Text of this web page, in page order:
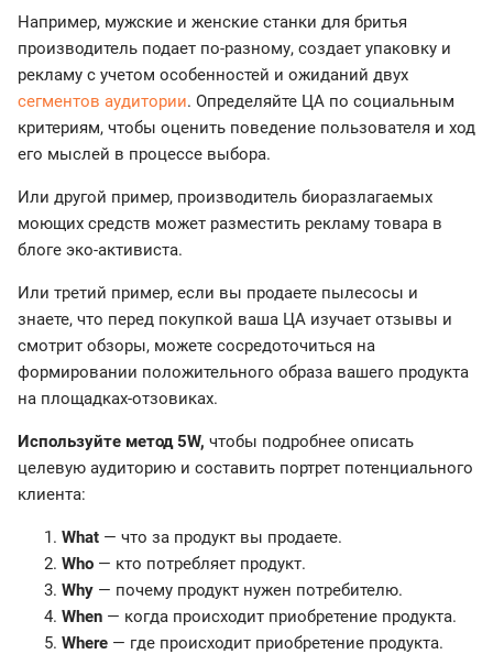
Например, мужские и женские станки для бритья
производитель подает по-разному, создает упаковку и
рекламу с учетом особенностей и ожиданий двух
сегментов аудитории. Определяйте ЦА по социальным
критериям, чтобы оценить поведение пользователя и ход
его мыслей в процессе выбора.
Или другой пример, производитель биоразлагаемых
моющих средств может разместить рекламу товара в
блоге эко-активиста.
Или третий пример, если вы продаете пылесосы и
знаете, что перед покупкой ваша ЦА изучает отзывы и
смотрит обзоры, можете сосредоточиться на
формировании положительного образа вашего продукта
на площадках-отзовиках.
Используйте метод 5W, чтобы подробнее описать
целевую аудиторию и составить портрет потенциального
клиента:
What — что за продукт вы продаете.
Who — кто потребляет продукт.
Why — почему продукт нужен потребителю.
When — когда происходит приобретение продукта.
Where — где происходит приобретение продукта.